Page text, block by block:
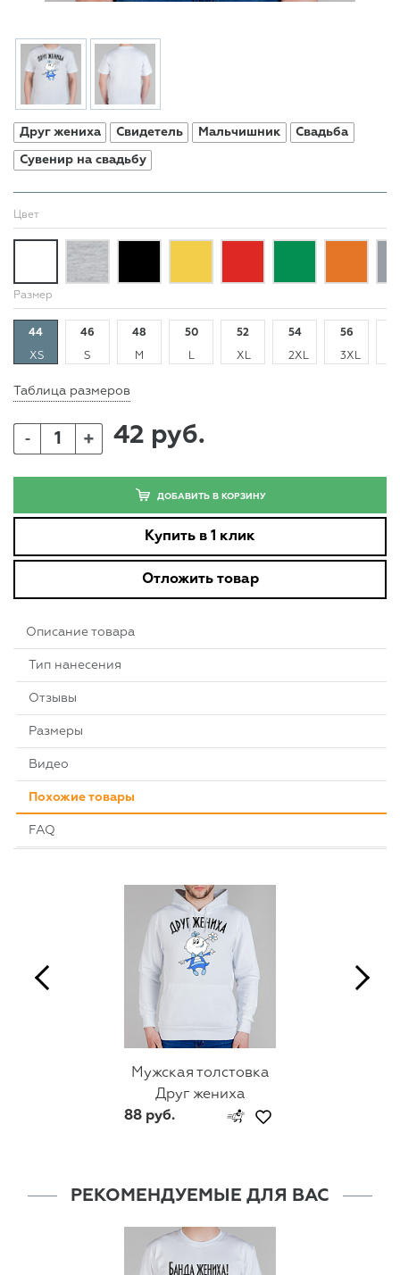
Друг жениха Свидетель Мальчишник Свадьба
Сувенир на свадьбу
Цвет
Размер
44
XS
46
S
48
M
50
L
52
XL
54
2XL
56
3XL
Таблица размеров
- + 42 руб.
ДОБАВИТЬ В КОРЗИНУ
Купить в 1 клик
Отложить товар
Описание товара
Тип нанесения
Отзывы
Размеры
Видео
Похожие товары
FAQ
Мужская толстовка
Друг жениха
88 руб.
РЕКОМЕНДУЕМЫЕ ДЛЯ ВАС